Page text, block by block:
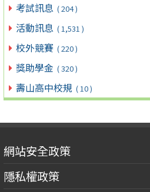
考試訊息 ( 204 )
活動訊息 ( 1,531 )
校外競賽 ( 220 )
獎助學金 ( 320 )
壽山高中校規 ( 10 )
網站安全政策
隱私權政策